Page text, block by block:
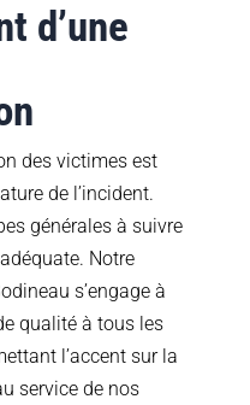
d’une
des victimes est
de l’incident.
générales à suivre
Notre
s’engage à
qualité à tous les
l’accent sur la
service de nos